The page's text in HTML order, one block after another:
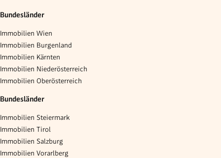
Bundesländer
Immobilien Wien
Immobilien Burgenland
Immobilien Kärnten
Immobilien Niederösterreich
Immobilien Oberösterreich
Bundesländer
Immobilien Steiermark
Immobilien Tirol
Immobilien Salzburg
Immobilien Vorarlberg